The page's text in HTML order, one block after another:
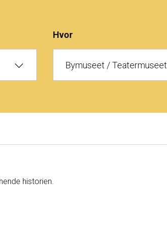
Hvor
Bymuseet / Teatermuseet
historien.